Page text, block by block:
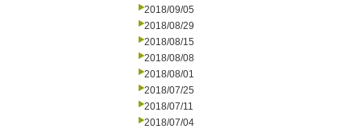
2018/09/05
2018/08/29
2018/08/15
2018/08/08
2018/08/01
2018/07/25
2018/07/11
2018/07/04